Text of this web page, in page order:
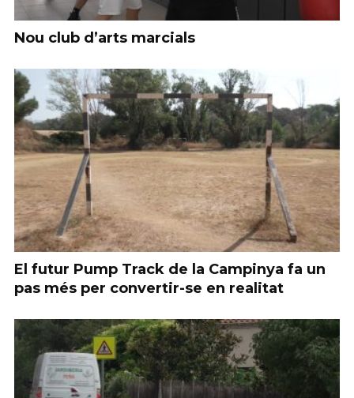
Nou club d’arts marcials
El futur Pump Track de la Campinya fa un
pas més per convertir-se en realitat